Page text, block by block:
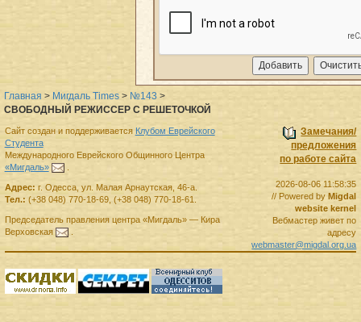
Главная > Мигдаль Times > №143 >
СВОБОДНЫЙ РЕЖИССЕР С РЕШЕТОЧКОЙ
Замечания/
предложения
по работе сайта
2026-08-06 11:58:35
// Powered byMigdal
website kernel
Вебмастер живет по
адресу
webmaster@migdal.org.ua
Сайт создан и поддерживается Клубом Еврейского
Студента
Международного Еврейского Общинного Центра
«Мигдаль»
.
Адрес: г. Одесса, ул. Малая Арнаутская, 46-а.
Тел.: (+38 048) 770-18-69, (+38 048) 770-18-61
Председатель правленияцентра «Мигдаль»— Кира
Верховская
.